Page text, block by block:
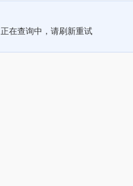
正在查询中，请刷新重试